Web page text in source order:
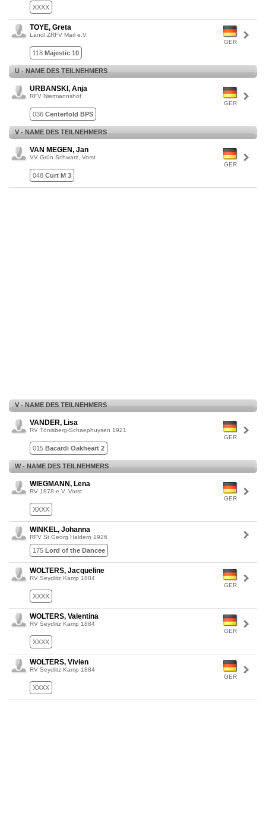
XXXX
GER
TOYE, Greta
Ländl.ZRFV Marl e.V.
118 Majestic 10
U - NAME DES TEILNEHMERS
GER
URBANSKI, Anja
RFV Niermannshof
036 Centerfold BPS
V - NAME DES TEILNEHMERS
GER
VAN MEGEN, Jan
VV Grün Schwarz, Vorst
048 Curt M 3
V - NAME DES TEILNEHMERS
GER
VANDER, Lisa
RV Tönisberg-Schaephuysen 1921
015 Bacardi Oakheart 2
W - NAME DES TEILNEHMERS
GER
WIEGMANN, Lena
RV 1878 e.V. Vorst
XXXX
WINKEL, Johanna
RFV St.Georg Haldern 1926
175 Lord of the Dancee
GER
WOLTERS, Jacqueline
RV Seydlitz Kamp 1884
XXXX
GER
WOLTERS, Valentina
RV Seydlitz Kamp 1884
XXXX
GER
WOLTERS, Vivien
RV Seydlitz Kamp 1884
XXXX